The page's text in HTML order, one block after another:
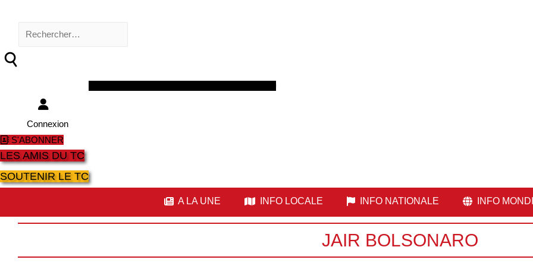
Rechercher :
Connexion
S'ABONNER
LES AMIS DU TC
SOUTENIR LE TC
A LA UNE INFO LOCALE INFO NATIONALE INFO
JAIR BOLSONARO